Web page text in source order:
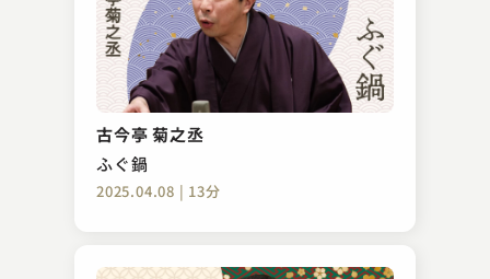
古今亭 菊之丞
ふぐ鍋
2025.04.08 | 13分